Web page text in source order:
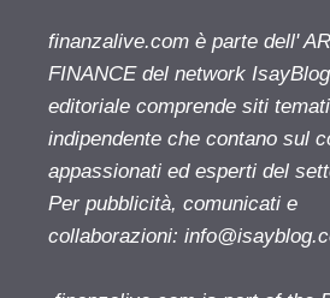
finanzalive.com è parte dell'
FINANCE del network
editoriale comprende siti
indipendente che contano sul
appassionati ed esperti del
Per pubblicità, comunicati e
collaborazioni: